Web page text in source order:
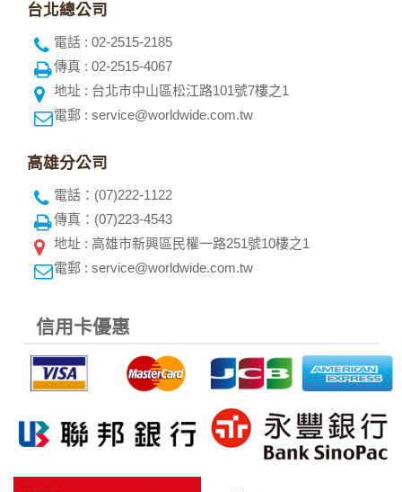
台北總公司
電話 : 02-2515-2185
傳真 : 02-2515-4067
地址 : 台北市中山區松江路101號7樓之1
電郵 : service@worldwide.com.tw
高雄分公司
電話：(07)222-1122
傳真：(07)223-4543
地址 : 高雄市新興區民權一路251號10樓之1
電郵 : service@worldwide.com.tw
信用卡優惠